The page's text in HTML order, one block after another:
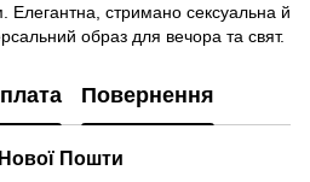
стримано сексуальна й
образ для вечора та свят.
Повернення
Пошти